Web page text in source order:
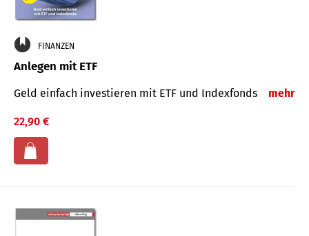
FINANZEN
Anlegen mit ETF
Geld einfach investieren mit ETF und Indexfonds mehr
22,90 €